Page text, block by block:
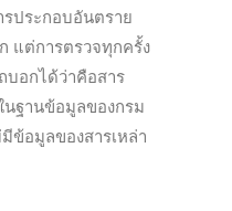
ประกอบอันตราย
แต่การตรวจทุกครั้ง
บอกได้ว่าคือสาร
นฐานข้อมูลของกรม
ข้อมูลของสารเหล่า